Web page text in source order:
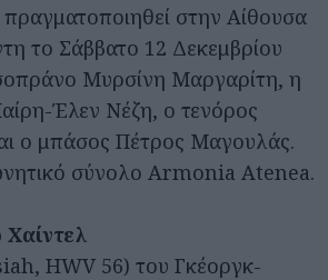
στην Αίθουσα
το Σάββατο 12 Δεκεμβρίου
Μυρσίνη Μαργαρίτη, η
Έλεν Νέζη, ο τενόρος
ο μπάσος Πέτρος Μαγουλάς.
σύνολο Armonia Atenea.
HWV 56) του Γκέοργκ-